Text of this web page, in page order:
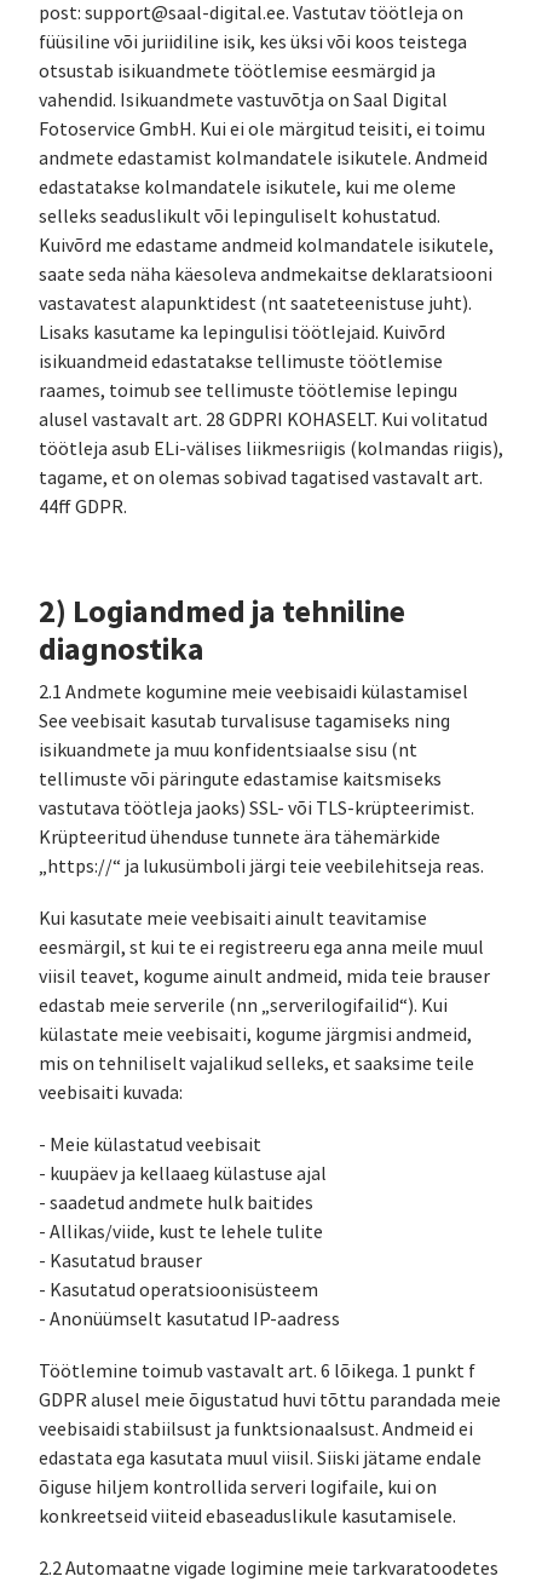
post: support@saal-digital.ee. Vastutav töötleja on
füüsiline või juriidiline isik, kes üksi või koos teistega
otsustab isikuandmete töötlemise eesmärgid ja
vahendid. Isikuandmete vastuvõtja on Saal Digital
Fotoservice GmbH. Kui ei ole märgitud teisiti, ei toimu
andmete edastamist kolmandatele isikutele. Andmeid
edastatakse kolmandatele isikutele, kui me oleme
selleks seaduslikult või lepinguliselt kohustatud.
Kuivõrd me edastame andmeid kolmandatele isikutele,
saate seda näha käesoleva andmekaitse deklaratsiooni
vastavatest alapunktidest (nt saateteenistuse juht).
Lisaks kasutame ka lepingulisi töötlejaid. Kuivõrd
isikuandmeid edastatakse tellimuste töötlemise
raames, toimub see tellimuste töötlemise lepingu
alusel vastavalt art. 28 GDPRI KOHASELT. Kui volitatud
töötleja asub ELi-välises liikmesriigis (kolmandas riigis),
tagame, et on olemas sobivad tagatised vastavalt art.
44ff GDPR.
2) Logiandmed ja tehniline
diagnostika
2.1 Andmete kogumine meie veebisaidi külastamisel
See veebisait kasutab turvalisuse tagamiseks ning
isikuandmete ja muu konfidentsiaalse sisu (nt
tellimuste või päringute edastamise kaitsmiseks
vastutava töötleja jaoks) SSL- või TLS-krüpteerimist.
Krüpteeritud ühenduse tunnete ära tähemärkide
„https://“ ja lukusümboli järgi teie veebilehitseja reas.
Kui kasutate meie veebisaiti ainult teavitamise
eesmärgil, st kui te ei registreeru ega anna meile muul
viisil teavet, kogume ainult andmeid, mida teie brauser
edastab meie serverile (nn „serverilogifailid“). Kui
külastate meie veebisaiti, kogume järgmisi andmeid,
mis on tehniliselt vajalikud selleks, et saaksime teile
veebisaiti kuvada:
- Meie külastatud veebisait
- kuupäev ja kellaaeg külastuse ajal
- saadetud andmete hulk baitides
- Allikas/viide, kust te lehele tulite
- Kasutatud brauser
- Kasutatud operatsioonisüsteem
- Anonüümselt kasutatud IP-aadress
Töötlemine toimub vastavalt art. 6 lõikega. 1 punkt f
GDPR alusel meie õigustatud huvi tõttu parandada meie
veebisaidi stabiilsust ja funktsionaalsust. Andmeid ei
edastata ega kasutata muul viisil. Siiski jätame endale
õiguse hiljem kontrollida serveri logifaile, kui on
konkreetseid viiteid ebaseaduslikule kasutamisele.
2.2 Automaatne vigade logimine meie tarkvaratoodetes